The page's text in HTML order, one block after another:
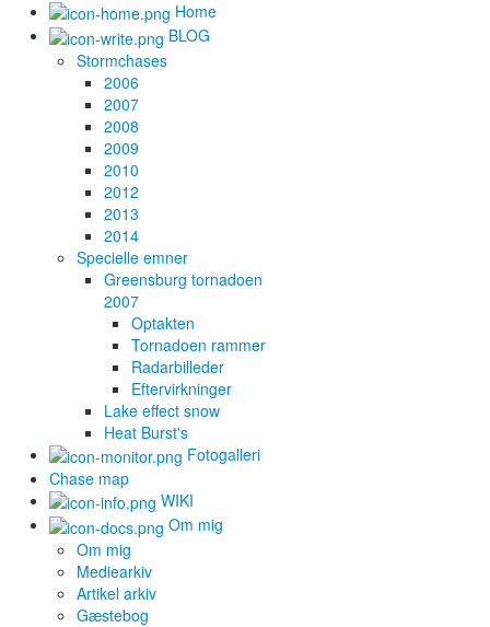
Home
BLOG
Stormchases
2006
2007
2008
2009
2010
2012
2013
2014
Specielle emner
Greensburg tornadoen
2007
Optakten
Tornadoen rammer
Radarbilleder
Eftervirkninger
Lake effect snow
Heat Burst's
Fotogalleri
Chase map
WIKI
Om mig
Om mig
Mediearkiv
Artikel arkiv
Gæstebog